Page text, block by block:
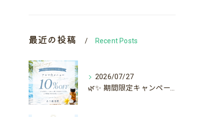
最近の投稿 Recent Posts
2026/07/27
🌿✨ 期間限定キャンペーン ✨🌿